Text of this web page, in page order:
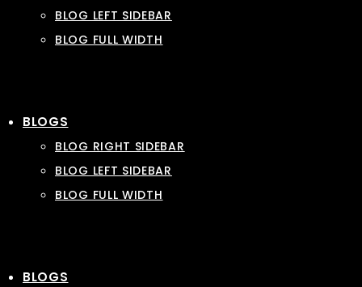
BLOG LEFT SIDEBAR
BLOG FULL WIDTH
BLOGS
BLOG RIGHT SIDEBAR
BLOG LEFT SIDEBAR
BLOG FULL WIDTH
BLOGS